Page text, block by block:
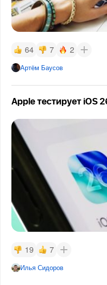
64 7 2
Артём Баусов
Apple тестирует iOS
19 7
Илья Сидоров